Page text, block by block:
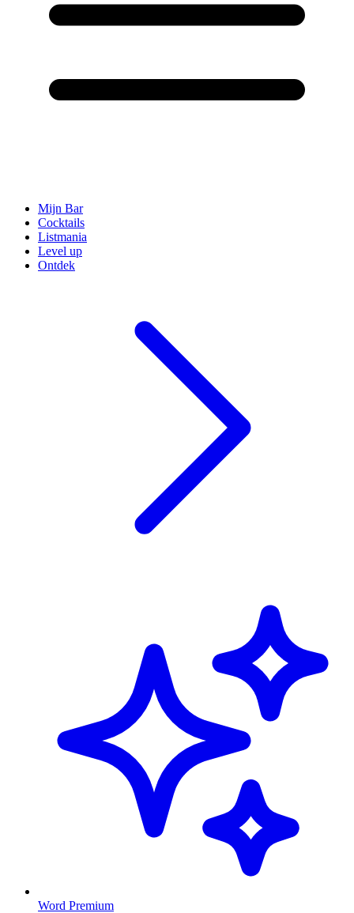
Mijn Bar
Cocktails
Listmania
Level up
Ontdek
Word Premium